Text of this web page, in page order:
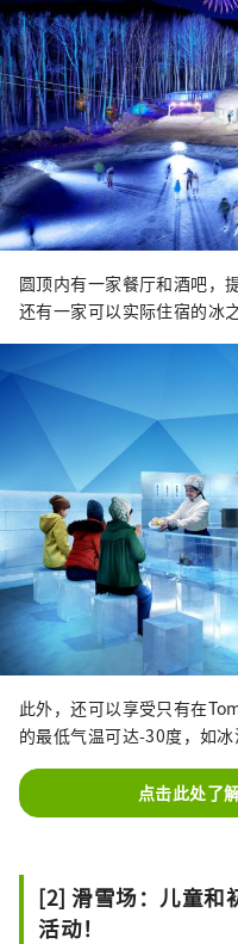
圆顶内有一家餐厅和酒吧，
还有一家可以实际住宿的冰之
此外，还可以享受只有在
的最低气温可达-30度，如冰
点击此处了
[2] 滑雪场：儿童和
活动！